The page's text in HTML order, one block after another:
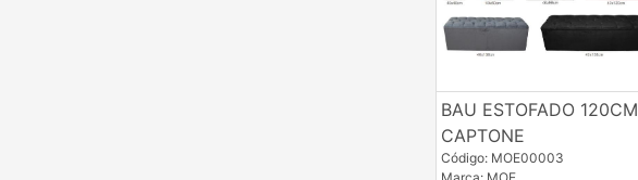
BAU ESTOFADO 120CM
CAPTONE
Código: MOE00003